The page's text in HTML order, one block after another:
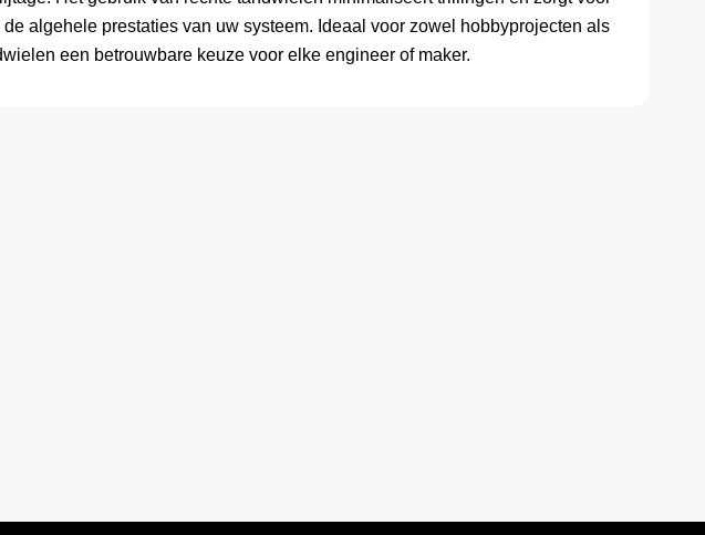
algehele prestaties van uw systeem. Ideaal voor zowel hobbyprojecten als
een betrouwbare keuze voor elke engineer of maker.